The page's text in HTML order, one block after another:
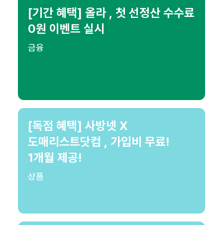
[기간 혜택] 올라 , 첫 선정산 수수료
0원 이벤트 실시
금융
[독점 혜택] 사방넷 X
도매리스트닷컴 , 가입비 무료!
1개월 제공!
상품